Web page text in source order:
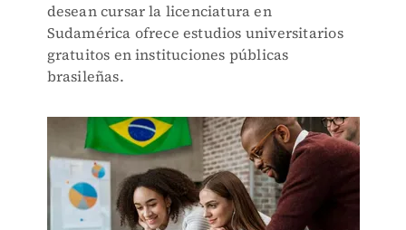
desean cursar la licenciatura en
Sudamérica ofrece estudios universitarios
gratuitos en instituciones públicas
brasileñas.